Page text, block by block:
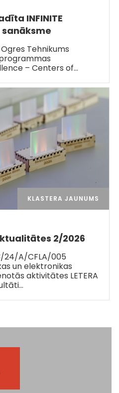
INFINITE
Ogres Tehnikums
– Centers of…
KLASTERA JAUNUMS
2/2026
24/A/CFLA/005
un elektronikas
aktivitātes LETERA